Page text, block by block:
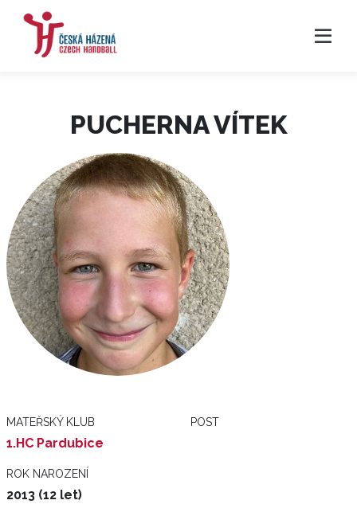
PUCHERNA VÍTEK
MATEŘSKÝ KLUB
1.HC Pardubice
POST
ROK NAROZENÍ
2013 (12 let)